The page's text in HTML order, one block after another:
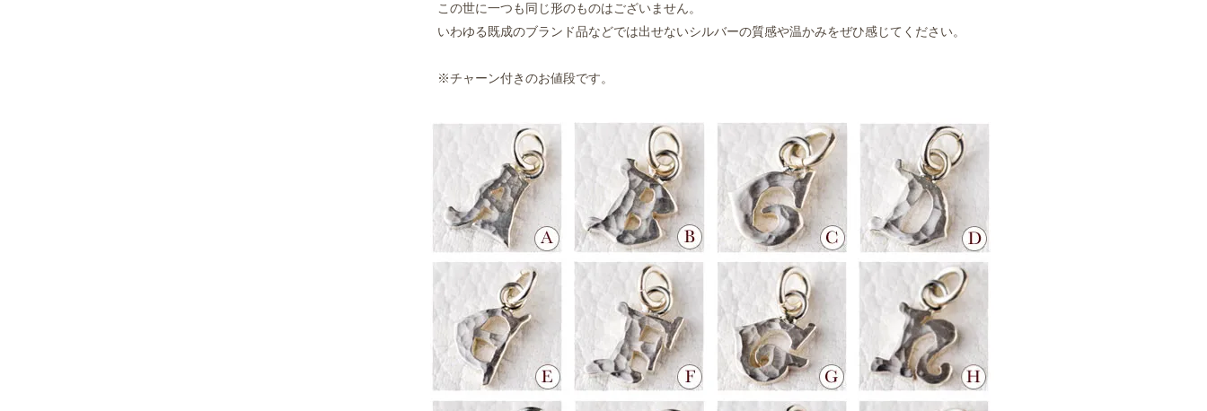
この世に一つも同じ形のものはございません。
いわゆる既成のブランド品などでは出せないシルバーの質感や温かみをぜひ感じてください。
※チャーン付きのお値段です。